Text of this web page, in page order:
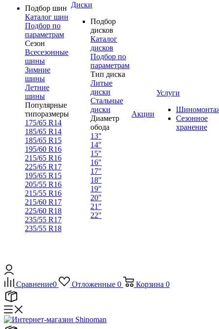
Подбор шин
Каталог шин
Подбор по
параметрам
Сезон
Всесезонные
шины
Зимние
шины
Летние
шины
Популярные
типоразмеры
175/65 R14
185/65 R14
185/65 R15
195/60 R16
215/65 R16
225/65 R17
195/65 R15
205/55 R16
215/55 R16
215/60 R17
225/60 R18
235/55 R17
235/55 R18
Диски
Подбор
дисков
Каталог
дисков
Подбор по
параметрам
Тип диска
Литые
диски
Стальные
диски
Диаметр
обода
13"
14"
15"
16"
17"
18"
19"
20"
21"
22"
Акции
Услуги
Сезонное
хранение
Сравнение0 Отложенные 0 Корзина 0